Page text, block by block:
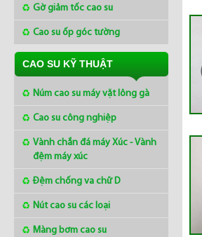
Gờ giảm tốc cao su
Cao su ốp góc tường
CAO SU KỸ THUẬT
Núm cao su máy vặt lông gà
Cao su công nghiệp
Vành chắn đá máy Xúc - Vành
đệm máy xúc
Đệm chống va chữ D
Nút cao su các loại
Màng bơm cao su
Mua tấm cao su 2mm ở
đâu
Thị trường cao su châu Á